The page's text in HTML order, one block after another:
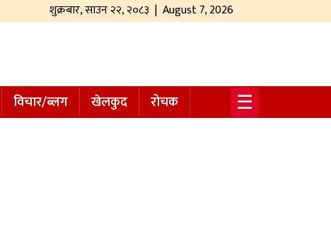
शुक्रबार,साउन२२,२०८३ | August 7, 2026
☰
विचार/ब्लग खेलकुद
रोचक